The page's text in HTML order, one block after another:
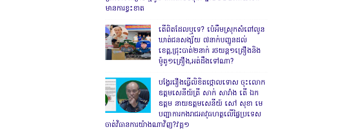
មានការខ្វះខាត
តើពិតដែលឬទេ? ប៉េអឹមស្រុកសំពៅលូន
ឃាត់ជនសង្ស័យ ៧នាក់បញ្ជូនដល់
ខេត្ត,ជ្រុះបាត់២នាក់ រថយន្ត១គ្រឿងនិង
ម៉ូតូ១គ្រឿង,អត់ដឹងទៅណា?
បង្វែររឿងធ្វើលិខិតថ្កោលទោស ចុះលោក
ឧត្តមសេនីយ៍ត្រី សាក់ សារាំង តើ ឯក
ឧត្តម នាយឧត្តមសេនីយ៍ សៅ សុខា មេ
បញ្ជាការកងរាជអាវុធហត្ថលើផ្ទៃប្រទេស
ចាត់វិធានការយ៉ាងណាវិញ?វគ្គ១